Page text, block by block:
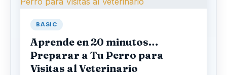
BASIC
Aprende en 20 minutos…
Preparar a Tu Perro para
Visitas al Veterinario